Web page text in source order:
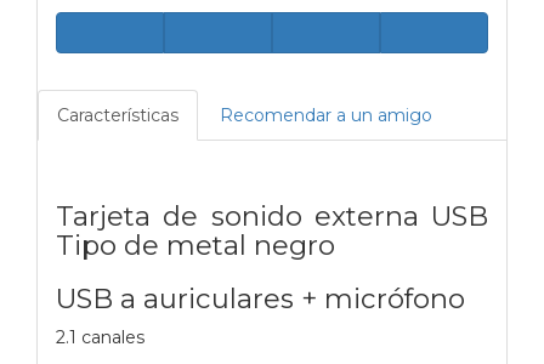
Características Recomendar a un amigo
Tarjeta de sonido externa USB
Tipo de metal negro
USB a auriculares + micrófono
2.1 canales